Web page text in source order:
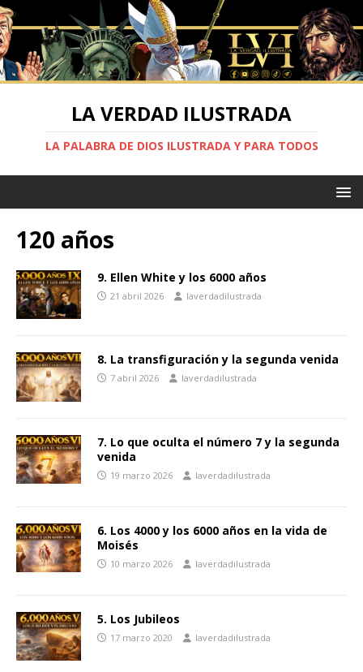
LA VERDAD ILUSTRADA
LA PALABRA DE DIOS ILUSTRADA Y PARA TODOS
120 años
9. Ellen White y los 6000 años
21 abril 2026 laverdadilustrada
8. La transfiguración y la segunda venida
7 abril 2026 laverdadilustrada
7. Lo que oculta el número 7 y la segunda
venida
19 marzo 2026 laverdadilustrada
6. Los 4000 y los 6000 años en la vida de
Moisés
10 marzo 2026 laverdadilustrada
5. Los Jubileos
17 marzo 2020 laverdadilustrada